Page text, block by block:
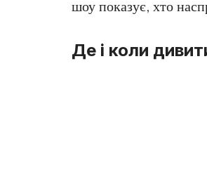
шоу показує, хто
Де і коли